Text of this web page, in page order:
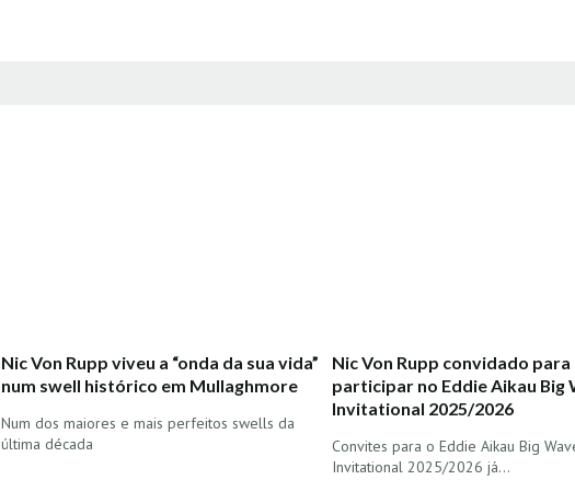
Nic Von Rupp viveu a “onda da sua vida”
num swell histórico em Mullaghmore
Num dos maiores e mais perfeitos swells da
última década
Nic Von Rupp convidado para
participar no Eddie Aikau Big
Invitational 2025/2026
Convites para o Eddie Aikau Big
Invitational 2025/2026 já…